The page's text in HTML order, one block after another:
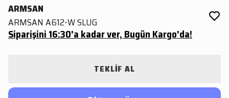
ARMSAN
ARMSAN A612-W SLUG
Siparişini 16:30'a kadar ver, Bugün Kargo'da!
TEKLİF AL